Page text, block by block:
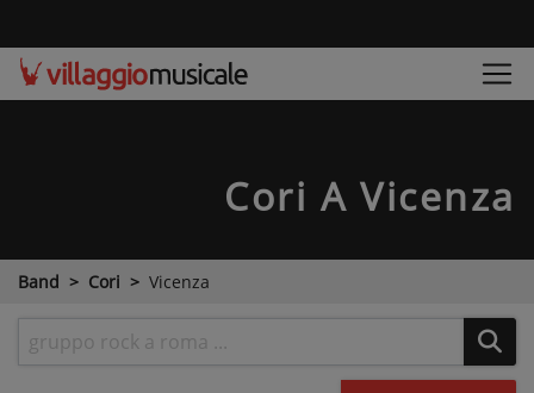
Cori A Vicenza
Band Cori Vicenza